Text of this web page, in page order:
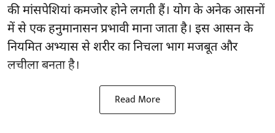
की मांसपेशियां कमजोर होने लगती हैं। योग के अनेक आसनों
में से एक हनुमानासन प्रभावी माना जाता है। इस आसन के
नियमित अभ्यास से शरीर का निचला भाग मजबूत और
लचीला बनता है।
Read More